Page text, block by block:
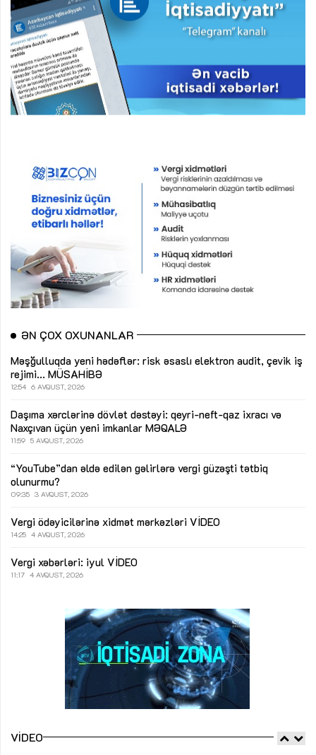
ƏN ÇOX OXUNANLAR
Məşğulluqda yeni hədəflər: risk əsaslı elektron audit, çevik iş
rejimi... MÜSAHİBƏ
12:54 6 AVQUST, 2026
Daşıma xərclərinə dövlət dəstəyi: qeyri-neft-qaz ixracı və
Naxçıvan üçün yeni imkanlar MƏQALƏ
11:59 5 AVQUST, 2026
“YouTube”dan əldə edilən gəlirlərə vergi güzəşti tətbiq
olunurmu?
09:35 3 AVQUST, 2026
Vergi ödəyicilərinə xidmət mərkəzləri VİDEO
14:25 4 AVQUST, 2026
Vergi xəbərləri: iyul VİDEO
11:17 4 AVQUST, 2026
VIDEO